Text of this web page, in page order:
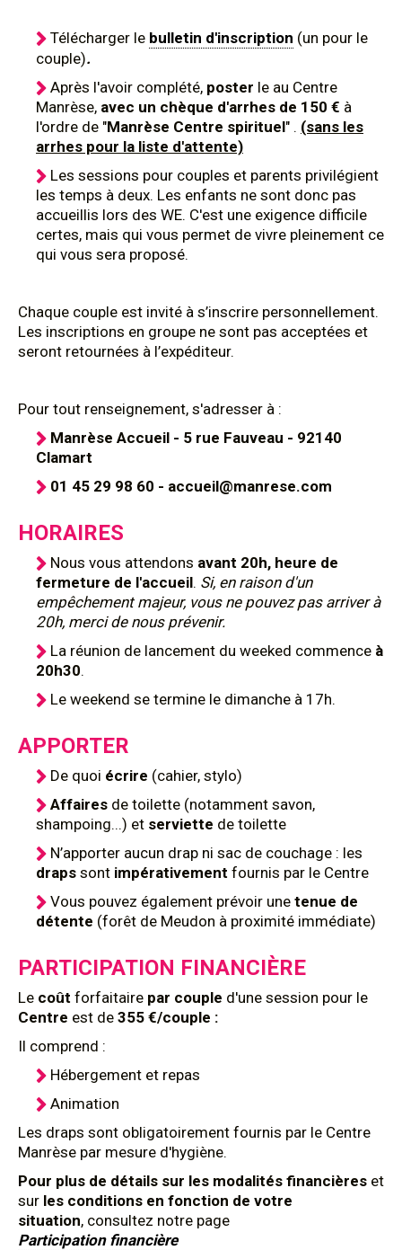
Télécharger le bulletin d'inscription (un pour le
couple).
Après l'avoir complété, poster le au Centre
Manrèse, avec un chèque d'arrhes de 150 € à
l'ordre de "Manrèse Centre spirituel" . (sans les
arrhes pour la liste d'attente)
Les sessions pour couples et parents privilégient
les temps à deux. Les enfants ne sont donc pas
accueillis lors des WE. C'est une exigence difficile
certes, mais qui vous permet de vivre pleinement ce
qui vous sera proposé.
Chaque couple est invité à s’inscrire personnellement.
Les inscriptions en groupe ne sont pas acceptées et
seront retournées à l’expéditeur.
Pour tout renseignement, s'adresser à :
Manrèse Accueil - 5 rue Fauveau - 92140
Clamart
01 45 29 98 60 - accueil@manrese.com
HORAIRES
Nous vous attendons avant 20h, heure de
fermeture de l'accueil. Si, en raison d'un
empêchement majeur, vous ne pouvez pas arriver à
20h, merci de nous prévenir.
La réunion de lancement du weeked commence à
20h30.
Le weekend se termine le dimanche à 17h.
APPORTER
De quoi écrire (cahier, stylo)
Affaires de toilette (notamment savon,
shampoing...) et serviette de toilette
N’apporter aucun drap ni sac de couchage : les
draps sont impérativement fournis par le Centre
Vous pouvez également prévoir une tenue de
détente (forêt de Meudon à proximité immédiate)
PARTICIPATION FINANCIÈRE
Le coût forfaitaire par couple d'une session pour le
Centre est de 355 €/couple :
Il comprend :
Hébergement et repas
Animation
Les draps sont obligatoirement fournis par le Centre
Manrèse par mesure d'hygiène.
Pour plus de détails sur les modalités financières et
sur les conditions en fonction de votre
situation, consultez notre page
Participation financière